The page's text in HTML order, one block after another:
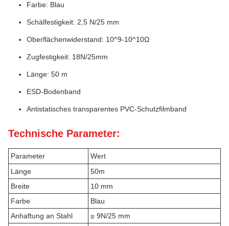
Farbe: Blau
Schälfestigkeit: 2,5 N/25 mm
Oberflächenwiderstand: 10^9-10^10Ω
Zugfestigkeit: 18N/25mm
Länge: 50 m
ESD-Bodenband
Antistatisches transparentes PVC-Schutzfilmband
Technische Parameter:
Parameter
Wert
Länge
50m
Breite
10 mm
Farbe
Blau
Anhaftung an Stahl
≥ 9N/25 mm